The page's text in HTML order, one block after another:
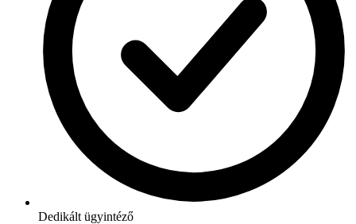
Dedikált ügyintéző